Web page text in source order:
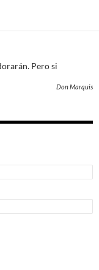
Pero si
Don Marquis